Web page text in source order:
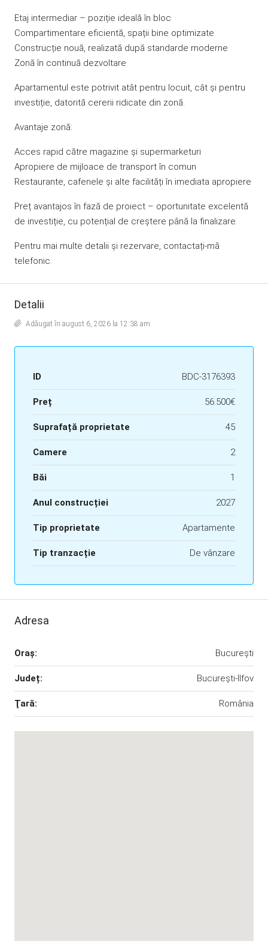
Etaj intermediar – poziție ideală în bloc
Compartimentare eficientă, spații bine optimizate
Construcție nouă, realizată după standarde moderne
Zonă în continuă dezvoltare
Apartamentul este potrivit atât pentru locuit, cât și pentru
investiție, datorită cererii ridicate din zonă.
Avantaje zonă:
Acces rapid către magazine și supermarketuri
Apropiere de mijloace de transport în comun
Restaurante, cafenele și alte facilități în imediata apropiere
Preț avantajos în fază de proiect – oportunitate excelentă
de investiție, cu potențial de creștere până la finalizare.
Pentru mai multe detalii și rezervare, contactați-mă
telefonic.
Detalii
Adăugat în august 6, 2026 la 12:38 am
ID BDC-3176393
Preț 56.500€
Suprafață proprietate 45
Camere 2
Băi 1
Anul construcției 2027
Tip proprietate Apartamente
Tip tranzacție De vânzare
Adresa
Oraş: București
Județ: București-Ilfov
Ţară: România